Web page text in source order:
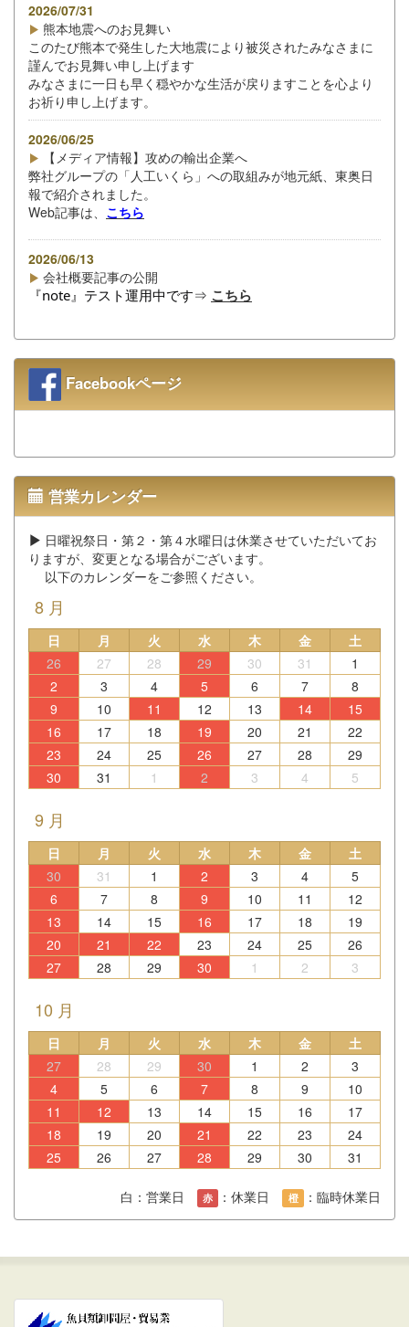
2026/07/31
熊本地震へのお見舞い
このたび熊本で発生した大地震により被災されたみなさまに
謹んでお見舞い申し上げます
みなさまに一日も早く穏やかな生活が戻りますことを心より
お祈り申し上げます。
2026/06/25
【メディア情報】攻めの輸出企業へ
弊社グループの「人工いくら」への取組みが地元紙、東奥日
報で紹介されました。
Web記事は、 こちら
2026/06/13
会社概要記事の公開
『note』テスト運用中です⇒ こちら
Facebookページ
営業カレンダー
日曜祝祭日・第２・第４水曜日は休業させていただいてお
りますが、変更となる場合がございます。
以下のカレンダーをご参照ください。
8 月
日 月 火 水 木 金
土
26
27 28 29 30 31
1
2
3 4 5 6 7
8
9
10 11 12 13 14
15
16
17 18 19 20 21
22
23
24 25 26 27 28
29
30
31 1 2 3 4 5
9 月
日 月 火 水 木 金
土
30
31 1 2 3 4
5
6
7 8 9 10 11
12
13
14 15 16 17 18
19
20
21 22 23 24 25
26
27
28 29 30 1 2 3
10 月
日 月 火 水 木 金
土
27
28 29 30 1 2
3
4
5 6 7 8 9
10
11
12 13 14 15 16
17
18
19 20 21 22 23
24
25
26 27 28 29 30 31
白：営業日 赤 ：休業日 橙 ：臨時休業日